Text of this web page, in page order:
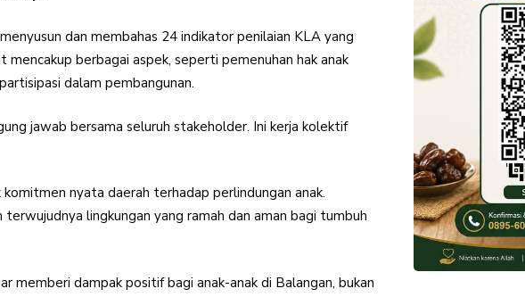
dan membahas 24 indikator penilaian KLA yang
berbagai aspek, seperti pemenuhan hak anak
dalam pembangunan.
jawab bersama seluruh stakeholder. Ini kerja kolektif
nyata daerah terhadap perlindungan anak.
lingkungan yang ramah dan aman bagi tumbuh
memberi dampak positif bagi anak-anak di Balangan, bukan